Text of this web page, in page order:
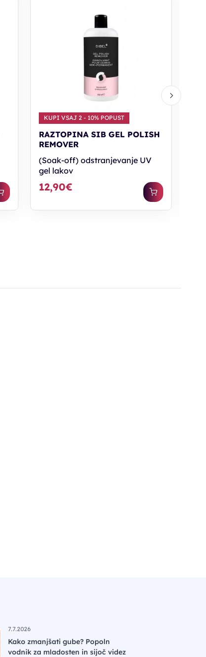
KUPI VSAJ 2 - 10% POPUST
RAZTOPINA SIB GEL POLISH
REMOVER
(Soak-off) odstranjevanje UV
gel lakov
12,90€
7.7.2026
Kako zmanjšati gube? Popoln
vodnik za mladosten in sijoč videz